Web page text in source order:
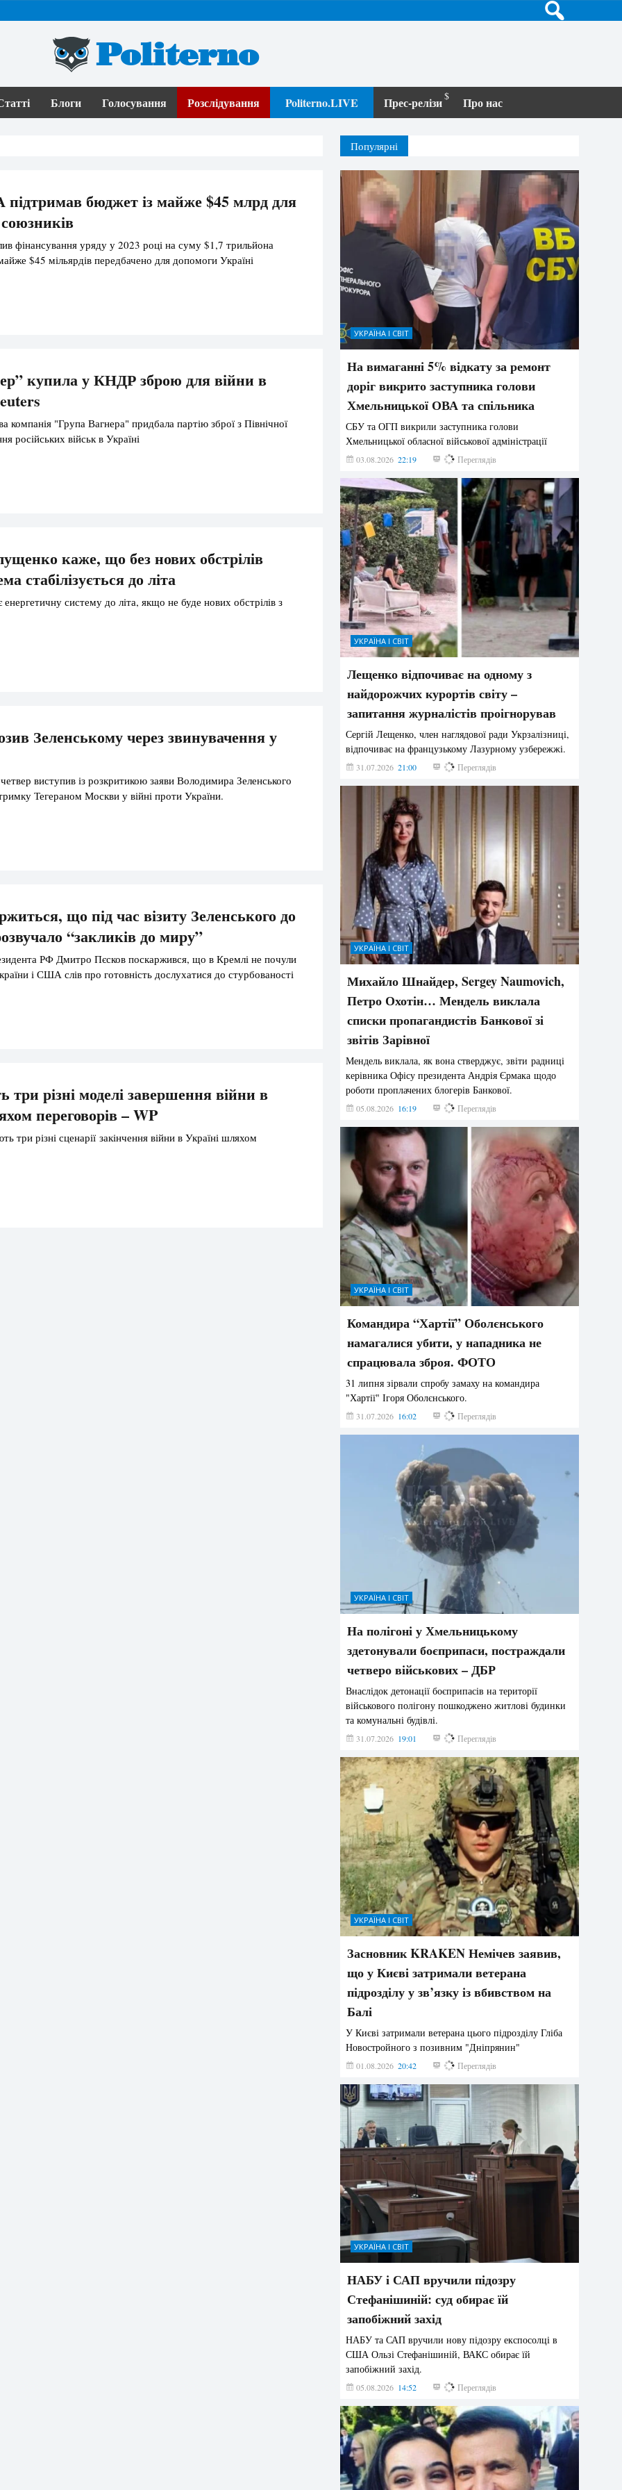
Politerno
Блоги Голосування Розслідування Politerno.LIVE Прес-релізи Про нас
бюджет із майже $45 млрд для
фінансування уряду у 2023 році на суму $1,7 трильйона
$45 мільярдів передбачено для допомоги Україні
купила у КНДР зброю для війни в
компанія "Група Вагнера" придбала партію зброї з Північної
російських військ в Україні
каже, що без нових обстрілів
стабілізується до літа
енергетичну систему до літа, якщо не буде нових обстрілів з
Зеленському через звинувачення у
виступив із розкритикою заяви Володимира Зеленського
Тегераном Москви у війні проти України.
що під час візиту Зеленського до
“закликів до миру”
РФ Дмитро Пєсков поскаржився, що в Кремлі не почули
і США слів про готовність дослухатися до стурбованості
різні моделі завершення війни в
переговорів – WP
три різні сценарії закінчення війни в Україні шляхом
Популярні
УКРАЇНА І СВІТ
На вимаганні 5% відкату за ремонт
доріг викрито заступника голови
Хмельницької ОВА та спільника
СБУ та ОГП викрили заступника голови
Хмельницької обласної військової адміністрації
03.08.2026 22:19 852 Переглядів
УКРАЇНА І СВІТ
Лещенко відпочиває на одному з
найдорожчих курортів світу –
запитання журналістів проігнорував
Сергій Лещенко, член наглядової ради Укрзалізниці,
відпочиває на французькому Лазурному узбережжі.
31.07.2026 21:00 214 Переглядів
УКРАЇНА І СВІТ
Михайло Шнайдер, Sergey Naumovich,
Петро Охотін… Мендель виклала
списки пропагандистів Банкової зі
звітів Зарівної
Мендель виклала, як вона стверджує, звіти радниці
керівника Офісу президента Андрія Єрмака щодо
роботи проплачених блогерів Банкової.
05.08.2026 16:19 201 Переглядів
УКРАЇНА І СВІТ
Командира “Хартії” Оболєнського
намагалися убити, у нападника не
спрацювала зброя. ФОТО
31 липня зірвали спробу замаху на командира
"Хартії" Ігоря Оболєнського.
31.07.2026 16:02 196 Переглядів
УКРАЇНА І СВІТ
На полігоні у Хмельницькому
здетонували боєприпаси, постраждали
четверо військових – ДБР
Внаслідок детонації боєприпасів на території
військового полігону пошкоджено житлові будинки
та комунальні будівлі.
31.07.2026 19:01 188 Переглядів
УКРАЇНА І СВІТ
Засновник KRAKEN Немічев заявив,
що у Києві затримали ветерана
підрозділу у зв’язку із вбивством на
Балі
У Києві затримали ветерана цього підрозділу Гліба
Новостройного з позивним "Дніпрянин"
01.08.2026 20:42 179 Переглядів
УКРАЇНА І СВІТ
НАБУ і САП вручили підозру
Стефанішиній: суд обирає їй
запобіжний захід
НАБУ та САП вручили нову підозру експосолці в
США Ользі Стефанішиній, ВАКС обирає їй
запобіжний захід.
05.08.2026 14:52 145 Переглядів